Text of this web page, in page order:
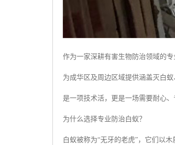
作为一家深耕有害生物防治领域的
为成华区及周边区域提供涵盖灭白
是一项技术活，更是一场需要耐心、
为什么选择专业防治白蚁？
白蚁被称为“无牙的老虎”，它们以